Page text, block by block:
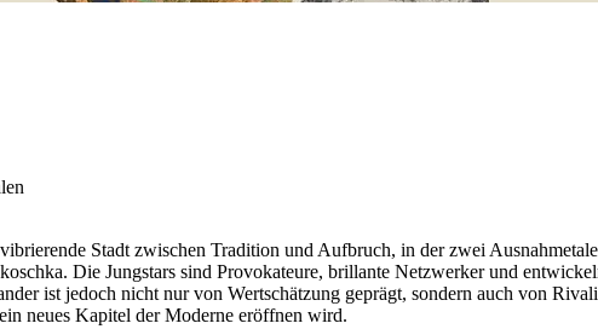
Stadt zwischen Tradition und Aufbruch, in der zwei
Die Jungstars sind Provokateure, brillante Netzwerker und
ist jedoch nicht nur von Wertschätzung geprägt, sondern auch von
neues Kapitel der Moderne eröffnen wird.